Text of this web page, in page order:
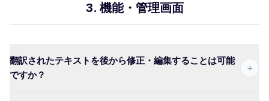
3. 機能・管理画面
翻訳されたテキストを後から修正・編集することは可能
ですか？
+